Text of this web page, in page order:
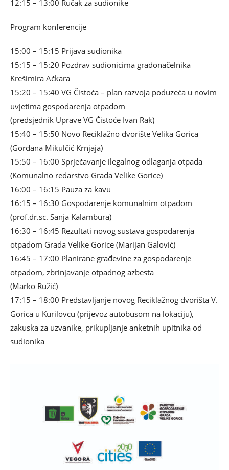
12:15 – 13:00 Ručak za sudionike
Program konferencije
15:00 – 15:15 Prijava sudionika
15:15 – 15:20 Pozdrav sudionicima gradonačelnika
Krešimira Ačkara
15:20 – 15:40 VG Čistoća – plan razvoja poduzeća u novim
uvjetima gospodarenja otpadom
(predsjednik Uprave VG Čistoće Ivan Rak)
15:40 – 15:50 Novo Reciklažno dvorište Velika Gorica
(Gordana Mikulčić Krnjaja)
15:50 – 16:00 Sprječavanje ilegalnog odlaganja otpada
(Komunalno redarstvo Grada Velike Gorice)
16:00 – 16:15 Pauza za kavu
16:15 – 16:30 Gospodarenje komunalnim otpadom
(prof.dr.sc. Sanja Kalambura)
16:30 – 16:45 Rezultati novog sustava gospodarenja
otpadom Grada Velike Gorice (Marijan Galović)
16:45 – 17:00 Planirane građevine za gospodarenje
otpadom, zbrinjavanje otpadnog azbesta
(Marko Ružić)
17:15 – 18:00 Predstavljanje novog Reciklažnog dvorišta V.
Gorica u Kurilovcu (prijevoz autobusom na lokaciju),
zakuska za uzvanike, prikupljanje anketnih upitnika od
sudionika